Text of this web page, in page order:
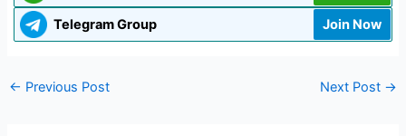
Telegram Group Join Now
← Previous Post Next Post →